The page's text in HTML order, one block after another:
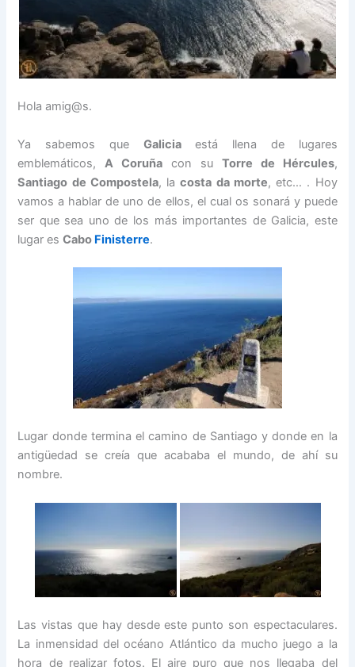
Hola amig@s.
Ya sabemos que Galiciaestá llena de lugares
emblemáticos, A Coruña con su Torre de Hércules,
Santiago de Compostela, lacosta da morte, etc… . Hoy
vamos a hablar de uno de ellos, el cual os sonará y puede
ser que sea uno de los más importantes de Galicia, este
lugar esCabo Finisterre.
Lugar donde termina el camino de Santiago y donde en la
antigüedad se creía que acababa el mundo, de ahí su
nombre.
Las vistas que hay desde este punto son espectaculares.
La inmensidad del océano Atlántico da mucho juego a la
hora de realizar fotos. El aire puro que nos llegaba del